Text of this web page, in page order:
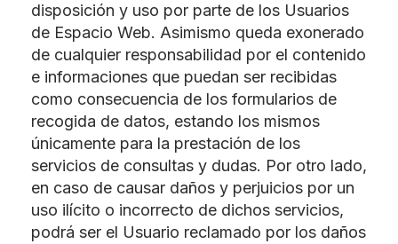
disposición y uso por parte de los Usuarios
de Espacio Web. Asimismo queda exonerado
de cualquier responsabilidad por el contenido
e informaciones que puedan ser recibidas
como consecuencia de los formularios de
recogida de datos, estando los mismos
únicamente para la prestación de los
servicios de consultas y dudas. Por otro lado,
en caso de causar daños y perjuicios por un
uso ilícito o incorrecto de dichos servicios,
podrá ser el Usuario reclamado por los daños